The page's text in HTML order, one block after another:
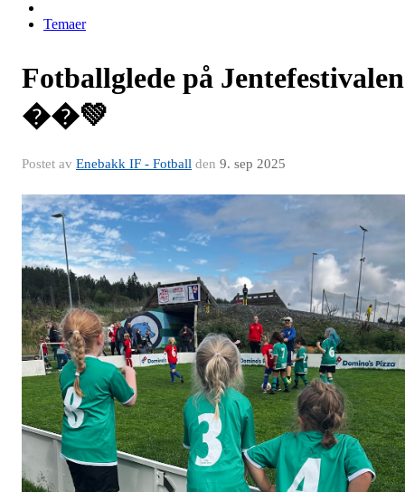
Temaer
Fotballglede på Jentefestivalen
��💚
Postet av Enebakk IF - Fotball den 9. sep 2025